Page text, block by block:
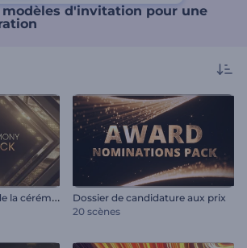
modèles d'invitation pour une
P
ack promotionnel de la cérémonie de remise des prix
Dossier de candidature aux prix
20 scènes